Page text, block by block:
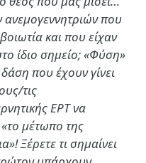
ανεμογεννητριών που
και που είχαν
ίδιο σημείο; «Φύση»
που έχουν γίνει
τις
ΕΡΤ να
μέτωπο της
Ξέρετε τι σημαίνει